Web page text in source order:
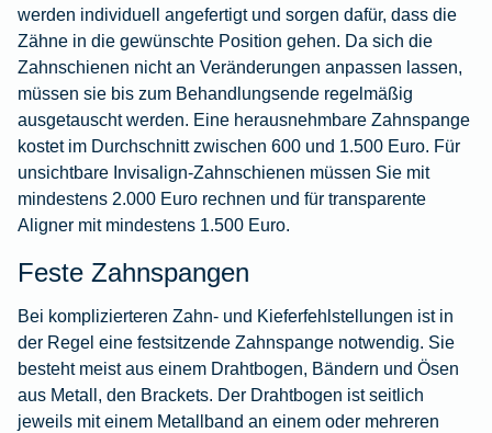
werden individuell angefertigt und sorgen dafür, dass die
Zähne in die gewünschte Position gehen. Da sich die
Zahnschienen nicht an Veränderungen anpassen lassen,
müssen sie bis zum Behandlungsende regelmäßig
ausgetauscht werden. Eine herausnehmbare Zahnspange
kostet im Durchschnitt zwischen 600 und 1.500 Euro. Für
unsichtbare Invisalign-Zahnschienen müssen Sie mit
mindestens 2.000 Euro rechnen und für transparente
Aligner mit mindestens 1.500 Euro.
Feste Zahnspangen
Bei komplizierteren Zahn- und Kieferfehlstellungen ist in
der Regel eine festsitzende Zahnspange notwendig. Sie
besteht meist aus einem Drahtbogen, Bändern und Ösen
aus Metall, den Brackets. Der Drahtbogen ist seitlich
jeweils mit einem Metallband an einem oder mehreren